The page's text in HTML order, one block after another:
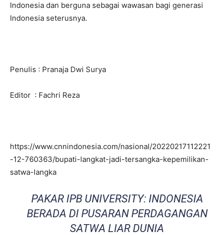
Indonesia dan berguna sebagai wawasan bagi generasi
Indonesia seterusnya.
Penulis : Pranaja Dwi Surya
Editor : Fachri Reza
https://www.cnnindonesia.com/nasional/20220217112221
-12-760363/bupati-langkat-jadi-tersangka-kepemilikan-
satwa-langka
PAKAR IPB UNIVERSITY: INDONESIA
BERADA DI PUSARAN PERDAGANGAN
SATWA LIAR DUNIA